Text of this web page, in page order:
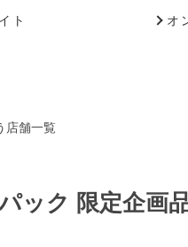
ト オ
店舗一覧
ック 限定企画